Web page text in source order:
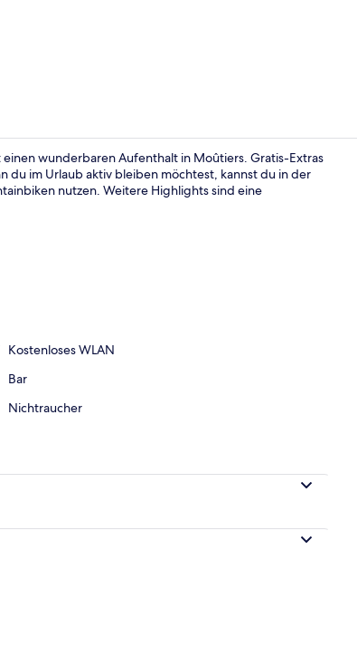
Junior-
wunderbaren Aufenthalt in Moûtiers. Gratis-Extras
du im Urlaub aktiv bleiben möchtest, kannst du in der
nutzen. Weitere Highlights sind eine
Kostenloses WLAN
Bar
Nichtraucher